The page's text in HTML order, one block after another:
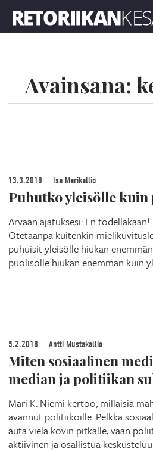
Avainsana:
13.3.2018 Isa Merikallio
Puhutko yleisölle kuin
Arvaan ajatuksesi: En
Otetaanpa kuitenkin
puhuisit yleisölle hiukan
puolisolle hiukan enemmän kuin
5.2.2018 Antti Mustakallio
Miten sosiaalinen
median ja politiikan
Mari K. Niemi kertoo, millaisia
avannut politiikoille. Pelkkä
auta vielä kovin pitkälle, vaan
aktiivinen ja osallistua